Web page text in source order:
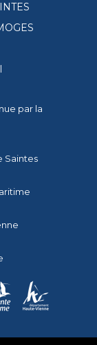
par la
Saintes